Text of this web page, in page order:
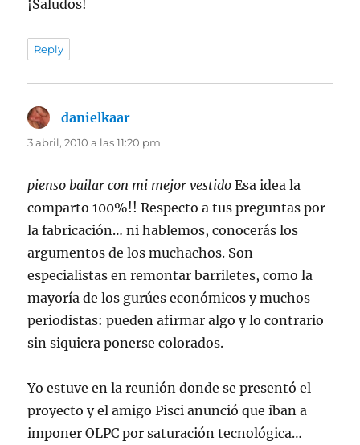
¡Saludos!
Reply
danielkaar
3 abril, 2010 a las 11:20 pm
pienso bailar con mi mejor vestido Esa idea la
comparto 100%!! Respecto a tus preguntas por
la fabricación… ni hablemos, conocerás los
argumentos de los muchachos. Son
especialistas en remontar barriletes, como la
mayoría de los gurúes económicos y muchos
periodistas: pueden afirmar algo y lo contrario
sin siquiera ponerse colorados.
Yo estuve en la reunión donde se presentó el
proyecto y el amigo Pisci anunció que iban a
imponer OLPC por saturación tecnológica…